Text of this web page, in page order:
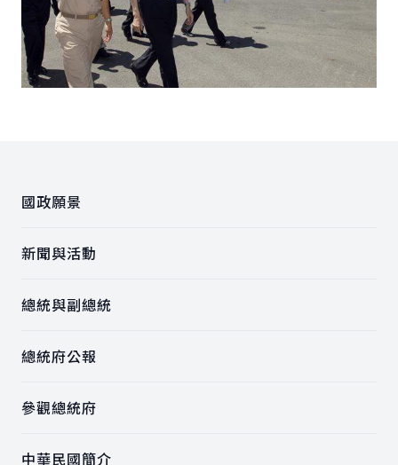
國政願景
新聞與活動
總統與副總統
總統府公報
參觀總統府
中華民國簡介